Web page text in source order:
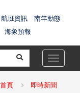
航班資訊
南竿動態
海象預報
Toggle
首頁 即時新聞